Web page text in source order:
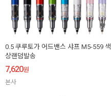
0.5 쿠루토가 어드밴스 샤프 M5-559 색
상랜덤발송
7,620원
본사